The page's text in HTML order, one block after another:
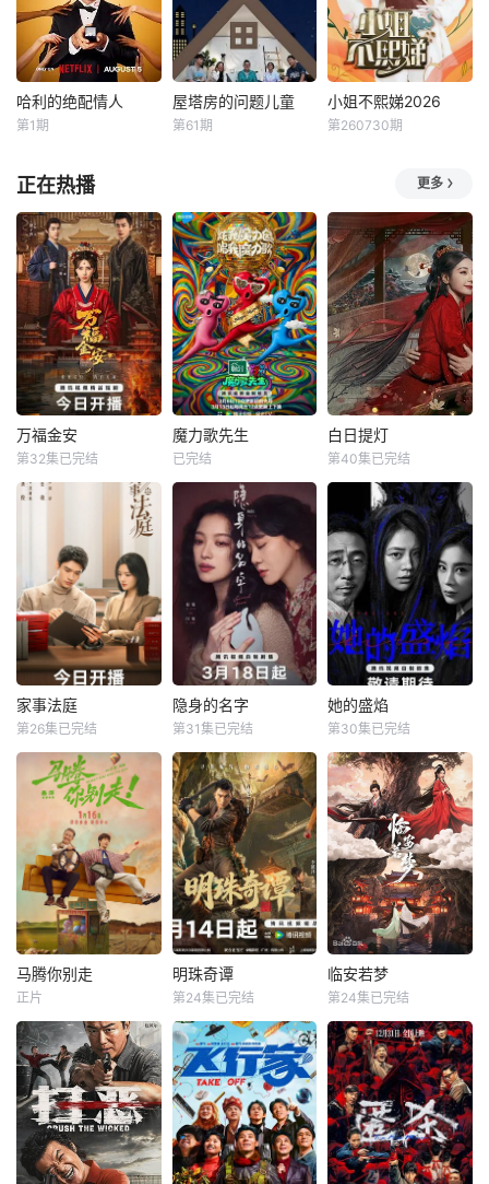
们，通过在途径补
给站完成挑战任
务，获取里程盲
盒，一路向海，最
终解锁终极目标地
【嘿叭电影-热播电
行节目，更
的主厨，却多年未
回到第一线当"台前
厨"【嘿叭电影-为
您提供最新的高清
视觉盛宴】为了证
明实力不减，他们
技节目，拟邀潘玮
柏、刘涛等担任大
众评审，周晓燕、
梁经纶等顶尖厨师
任专业评审，通过
“星厨”与“素厨”的
哈利的绝配情人
哈利·乔西
他调情、恋爱、勾
搭、分手【嘿叭电
影-为您提供最新的
高清视觉盛宴】他
甚至用糖果戒指求
婚。但现在，在新
系列《嫁给哈利》
中，哈里·乔西已经
准备好了。在穿越
Netflix现实世界寻
找他的灵魂伴侣之
后（见：太热
哈利的绝配情人
第1期
屋塔房的问题儿童
到关注的社会，“常
识问题儿童们”被关
在屋塔房里，要解
答出10个问题才能
下班，为了解题展
开奋战
屋塔房的问题儿童
第61期
小姐不熙娣2026
自带女王气势的 IP
SS 的女王小Ｓ，
睽违六年强势回
归！以女性出发点
的节目议题，聚焦
女性的职场与生活
感受。
小姐不熙娣2026
第260730期
正在热播 更多
万福金安
吴曼思
皇后顾清遭害葬身
火海，魂穿为尚衣
局婢女凤卿。为护
妹妹顾婉、查找真
凶，她以婢女之身
周旋于一众嫔妃之
间，更联合太医弟
弟顾玹智斗后宫各
方势力，于九重宫
阙步步为营，与帝
交锋中悄然重续
【嘿叭电影
万福金安
第32集已完结
魔力歌先生
大张伟
来自各行各业、不
同身份年龄的魔力s
ir正式集结！进阶
舞台考核已就位，
竞逐魔力歌的极致
演绎，在欢乐解
压、魔力开唱的氛
围里，共同诞生年
度魔力歌先生，一
段充满未知与惊喜
启【嘿叭电影-高清
视频
魔力歌先生
已完结
白日提灯
陈飞宇
魏哲鸣
改编自黎青燃小说
《白日提灯》。
天赋卓然的鬼王
贺思慕，在休
白日提灯
第40集已完结
家事法庭
黄璐
青年法官沈谢秩携
手律师秦睿，与舒
静、胡艾溪、陈向
辉等法律同侪深入
基层工作，为人民
群众解决亲子矛
盾、婚姻困境等纷
繁的社会、家庭问
题；在一桩桩案件
中，秉持法律无情
行初心使命、坚守
法治信仰的
家事法庭
第26集已完结
隐身的名字
刘雅瑟
本剧改编自豆瓣阅
读连载小说《隐身
的名字》，作者易
难【嘿叭电影-高清
视频免费在线观
看】
隐身的名字
第31集已完结
她的盛焰
袁姗姗
三年前，数学天才
饶雨瓷被闺蜜兼创
业合伙人白靓靓设
计构陷，因‘药物成
瘾’袭击母亲，被家
人强制送进了心康
治疗中心接受治
疗，而白靓靓靠卖
掉两人创办的公
司，成为历森集团
情、爱情、事业悉
数从她的
她的盛焰
第30集已完结
马腾你别走
宋茜
没钱没爱还没心没
肺的马腾（林更新
饰）人近中年一事
无成，是旁人眼里
公认的“废柴”！钢
厂退休骨干老林
马腾你别走
正片
明珠奇谭
李艺彤
一双绣花鞋拉开了
文物专家陈友熙的
冒险序幕，四人冒
险队在寻找灵霄珠
的路上数次与盗墓
团伙展开斗争。在
明珠奇谭
第24集已完结
临安若梦
白川
出品公司：中视天
鸿 开机时间：
7月末
临安若梦
第24集已完结